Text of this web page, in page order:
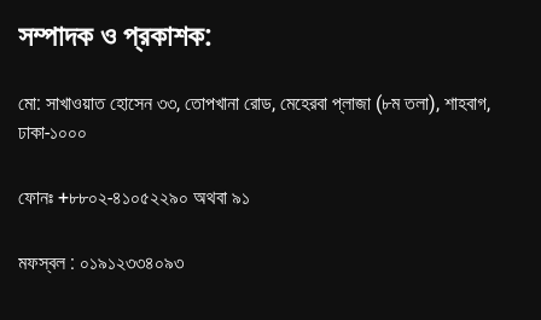
সম্পাদক ও প্রকাশক:
মো: সাখাওয়াত হোসেন ৩৩, তোপখানা রোড, মেহেরবা প্লাজা (৮ম তলা), শাহবাগ,
ঢাকা-১০০০
ফোনঃ +৮৮০২-৪১০৫২২৯০ অথবা ৯১
মফস্বল : ০১৯১২৩৩৪০৯৩